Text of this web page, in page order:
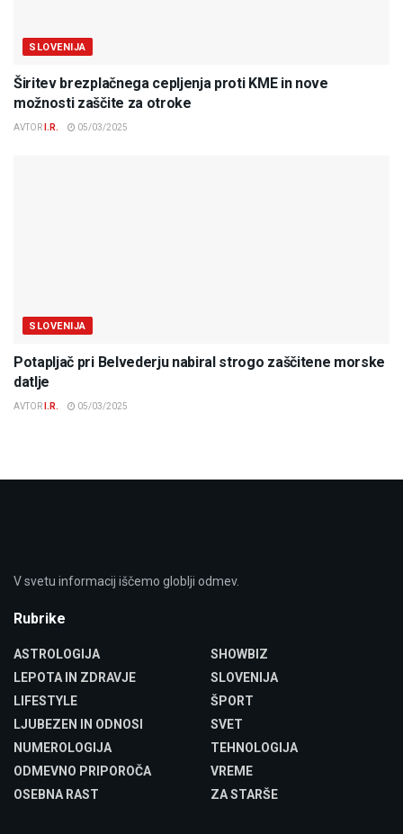
SLOVENIJA
Širitev brezplačnega cepljenja proti KME in nove
možnosti zaščite za otroke
AVTOR I.R. 05/03/2025
SLOVENIJA
Potapljač pri Belvederju nabiral strogo zaščitene morske
datlje
AVTOR I.R. 05/03/2025
V svetu informacij iščemo globlji odmev.
Rubrike
ASTROLOGIJA
LEPOTA IN ZDRAVJE
LIFESTYLE
LJUBEZEN IN ODNOSI
NUMEROLOGIJA
ODMEVNO PRIPOROČA
OSEBNA RAST
SHOWBIZ
SLOVENIJA
ŠPORT
SVET
TEHNOLOGIJA
VREME
ZA STARŠE